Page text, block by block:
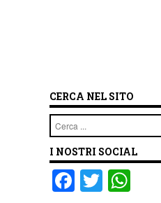
CERCA NEL SITO
Cerca
I NOSTRI SOCIAL
F T